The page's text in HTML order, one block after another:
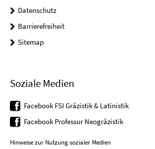
Datenschutz
Barrierefreiheit
Sitemap
Soziale Medien
Facebook FSI Gräzistik & Latinistik
Facebook Professur Neogräzistik
Hinweise zur Nutzung sozialer Medien